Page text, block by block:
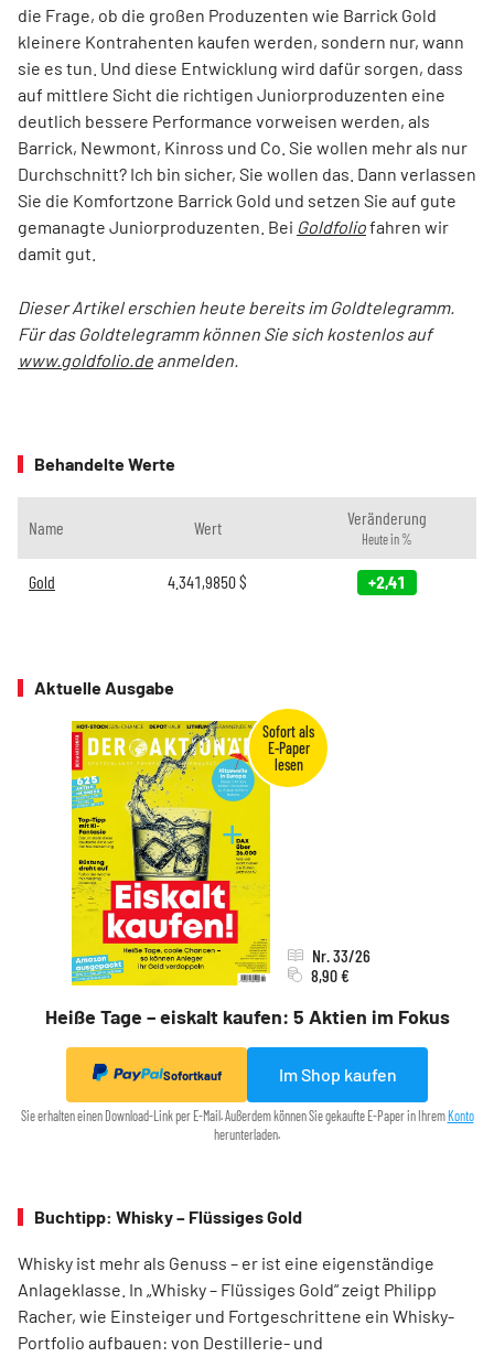
die Frage, ob die großen Produzenten wie Barrick Gold
kleinere Kontrahenten kaufen werden, sondern nur, wann
sie es tun. Und diese Entwicklung wird dafür sorgen, dass
auf mittlere Sicht die richtigen Juniorproduzenten eine
deutlich bessere Performance vorweisen werden, als
Barrick, Newmont, Kinross und Co. Sie wollen mehr als nur
Durchschnitt? Ich bin sicher, Sie wollen das. Dann verlassen
Sie die Komfortzone Barrick Gold und setzen Sie auf gute
gemanagte Juniorproduzenten. Bei Goldfoliofahren wir
damit gut.
Dieser Artikel erschien heute bereits im Goldtelegramm.
Für das Goldtelegramm können Sie sich kostenlos auf
www.goldfolio.de anmelden.
Behandelte Werte
Name Wert Veränderung
Heute in %
Gold 4.341,9850$ +2,41
Aktuelle Ausgabe
Heiße Tage – eiskalt kaufen: 5 Aktien im Fokus
Nr. 33/26
8,90 €
Sofortkauf Im Shop kaufen
Sie erhalten einen Download-Link per E-Mail. Außerdem können Sie gekaufte E-Paper in Ihrem Konto
herunterladen.
Buchtipp: Whisky – Flüssiges Gold
Whisky ist mehr als Genuss – er ist eine eigenständige
Anlageklasse. In „Whisky – Flüssiges Gold“ zeigt Philipp
Racher, wie Einsteiger und Fortgeschrittene ein Whisky-
Portfolio aufbauen: von Destillerie- und